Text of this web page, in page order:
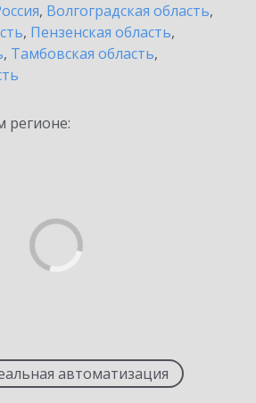
, Волгоградская область,
, Пензенская область,
, Тамбовская область,
регионе:
автоматизация